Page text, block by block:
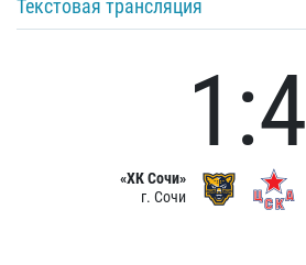
Текстовая трансляция
«ХК Сочи»
г. Сочи
1:4